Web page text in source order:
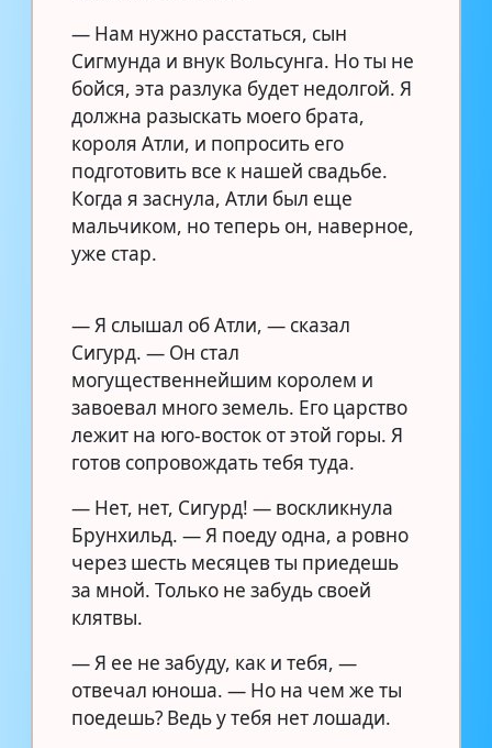
— Нам нужно расстаться, сын
Сигмунда и внук Вольсунга. Но ты не
бойся, эта разлука будет недолгой. Я
должна разыскать моего брата,
короля Атли, и попросить его
подготовить все к нашей свадьбе.
Когда я заснула, Атли был еще
мальчиком, но теперь он, наверное,
уже стар.
— Я слышал об Атли, — сказал
Сигурд. — Он стал
могущественнейшим королем и
завоевал много земель. Его царство
лежит на юго-восток от этой горы. Я
готов сопровождать тебя туда.
— Нет, нет, Сигурд! — воскликнула
Брунхильд. — Я поеду одна, а ровно
через шесть месяцев ты приедешь
за мной. Только не забудь своей
клятвы.
— Я ее не забуду, как и тебя, —
отвечал юноша. — Но на чем же ты
поедешь? Ведь у тебя нет лошади.